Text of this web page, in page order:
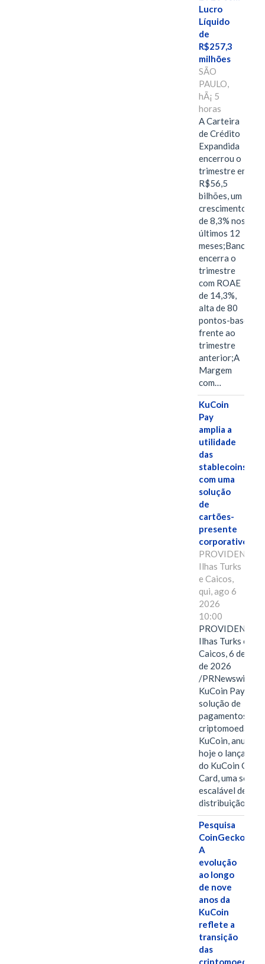
Lucro
Líquido
de
R$257,3
milhões
SÃO
PAULO,
hÃ¡ 5
horas
A Carteira
de Crédito
Expandida
encerrou o
trimestre em
R$56,5
bilhões, um
crescimento
de 8,3% nos
últimos 12
meses;Banco
encerra o
trimestre
com ROAE
de 14,3%,
alta de 80
pontos-base
frente ao
trimestre
anterior;A
Margem
com…
KuCoin
Pay
amplia a
utilidade
das
stablecoins
com uma
solução
de
cartões-
presente
corporativos.
Ilhas Turks
e Caicos,
qui, ago 6
2026
10:00
Ilhas Turks e
Caicos, 6 de
de 2026
/PRNewswire/
KuCoin Pay,
solução de
pagamentos em
criptomoedas da
KuCoin,
hoje o
do KuCoin Gift
Card, uma
escalável de
distribuição de…
Pesquisa
CoinGecko:
A
evolução
ao longo
de nove
anos da
KuCoin
reflete a
transição
das
criptomoedas